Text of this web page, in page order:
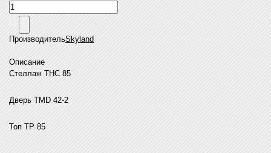
ПроизводительSkyland
Описание
Стеллаж THC 85
Дверь TMD 42-2
Топ TP 85